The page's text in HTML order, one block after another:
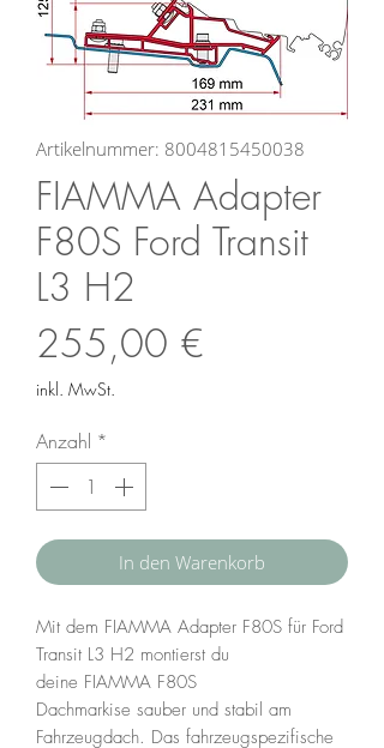
Artikelnummer: 8004815450038
FIAMMA Adapter
F80S Ford Transit
L3 H2
255,00 €
inkl. MwSt.
Anzahl *
In den Warenkorb
Mit dem FIAMMA Adapter F80S für Ford
Transit L3 H2 montierst du
deine FIAMMA F80S
Dachmarkise sauber und stabil am
Fahrzeugdach. Das fahrzeugspezifische